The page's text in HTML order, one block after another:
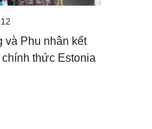
và Phu nhân kết
thức Estonia